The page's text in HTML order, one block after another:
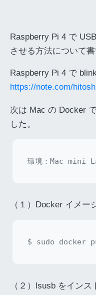
Raspberry Pi 4 で
させる方法について書
Raspberry Pi 4 で
https://note.com/
次は Mac の Docker
した。
（１）Docker イメー
（２）lsusb をインス